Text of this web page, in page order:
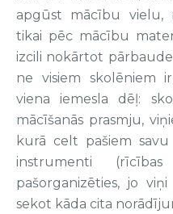
apgūst mācību vielu,
tikai pēc mācību
izcili nokārtot
ne visiem skolēniem
viena iemesla dēļ:
mācīšanās prasmju,
kurā celt pašiem
instrumenti
pašorganizēties, jo
sekot kāda cita